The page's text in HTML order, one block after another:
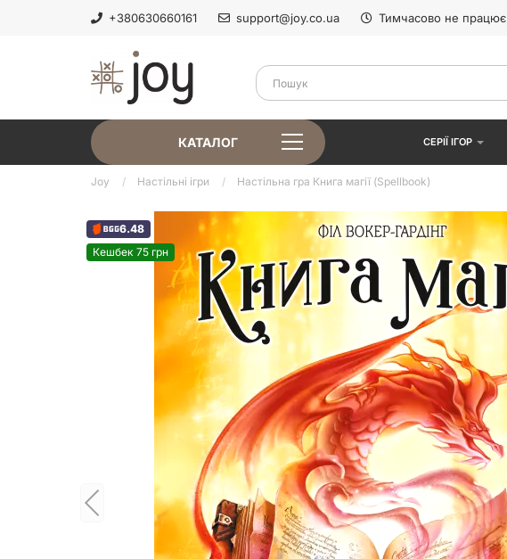
+380630660161 support@joy.co.ua Тимчасово не працює
КАТАЛОГ СЕРІЇ ІГОР
Joy Настільні ігри Настільна гра Книга магії (Spellbook)
6.48
Кешбек 75 грн